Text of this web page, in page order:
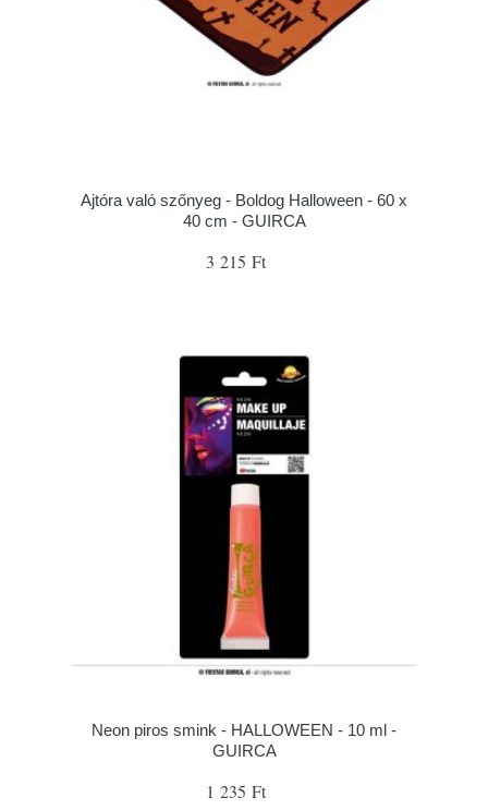
Ajtóra való szőnyeg - Boldog Halloween - 60 x
40 cm - GUIRCA
3 215 Ft
Neon piros smink - HALLOWEEN - 10 ml -
GUIRCA
1 235 Ft